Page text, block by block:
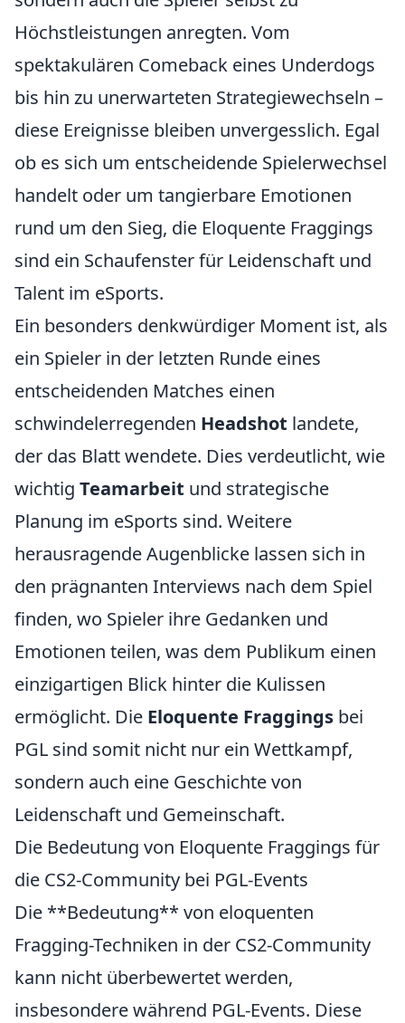
Höchstleistungen anregten. Vom
spektakulären Comeback eines Underdogs
bis hin zu unerwarteten Strategiewechseln –
diese Ereignisse bleiben unvergesslich. Egal
ob es sich um entscheidende Spielerwechsel
handelt oder um tangierbare Emotionen
rund um den Sieg, die Eloquente Fraggings
sind ein Schaufenster für Leidenschaft und
Talent im eSports.
Ein besonders denkwürdiger Moment ist, als
ein Spieler in der letzten Runde eines
entscheidenden Matches einen
schwindelerregenden Headshot landete,
der das Blatt wendete. Dies verdeutlicht, wie
wichtig Teamarbeit und strategische
Planung im eSports sind. Weitere
herausragende Augenblicke lassen sich in
den prägnanten Interviews nach dem Spiel
finden, wo Spieler ihre Gedanken und
Emotionen teilen, was dem Publikum einen
einzigartigen Blick hinter die Kulissen
ermöglicht. Die Eloquente Fraggings bei
PGL sind somit nicht nur ein Wettkampf,
sondern auch eine Geschichte von
Leidenschaft und Gemeinschaft.
Die Bedeutung von Eloquente Fraggings für
die CS2-Community bei PGL-Events
Die **Bedeutung** von eloquenten
Fragging-Techniken in der CS2-Community
kann nicht überbewertet werden,
insbesondere während PGL-Events. Diese